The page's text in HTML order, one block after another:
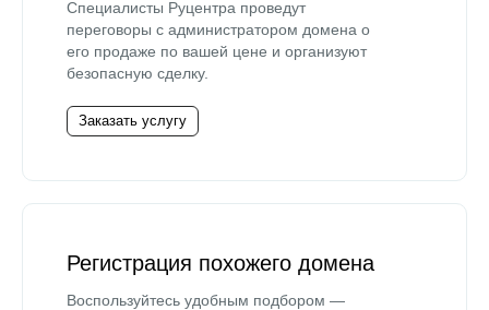
Специалисты Руцентра проведут
переговоры с администратором домена о
его продаже по вашей цене и организуют
безопасную сделку.
Заказать услугу
Регистрация похожего домена
Воспользуйтесь удобным подбором —